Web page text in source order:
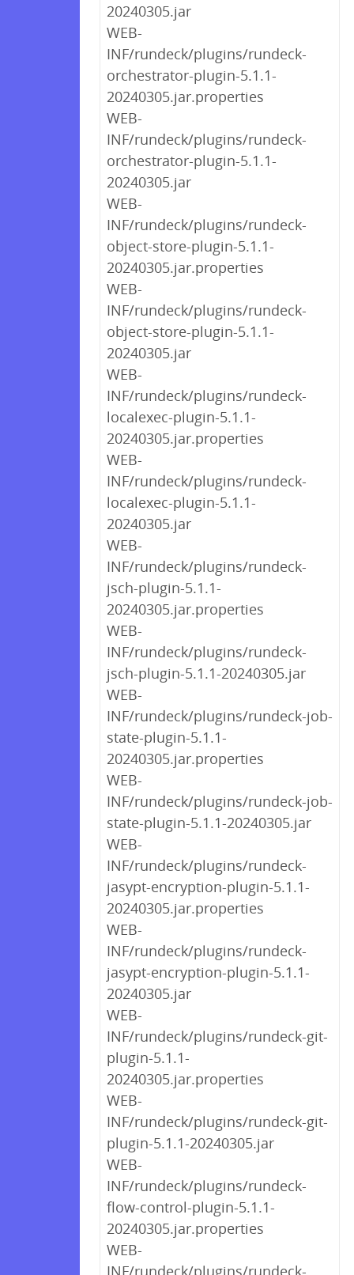
20240305.jar
WEB-
INF/rundeck/plugins/rundeck-
orchestrator-plugin-5.1.1-
20240305.jar.properties
WEB-
INF/rundeck/plugins/rundeck-
orchestrator-plugin-5.1.1-
20240305.jar
WEB-
INF/rundeck/plugins/rundeck-
object-store-plugin-5.1.1-
20240305.jar.properties
WEB-
INF/rundeck/plugins/rundeck-
object-store-plugin-5.1.1-
20240305.jar
WEB-
INF/rundeck/plugins/rundeck-
localexec-plugin-5.1.1-
20240305.jar.properties
WEB-
INF/rundeck/plugins/rundeck-
localexec-plugin-5.1.1-
20240305.jar
WEB-
INF/rundeck/plugins/rundeck-
jsch-plugin-5.1.1-
20240305.jar.properties
WEB-
INF/rundeck/plugins/rundeck-
jsch-plugin-5.1.1-20240305.jar
WEB-
INF/rundeck/plugins/rundeck-job-
state-plugin-5.1.1-
20240305.jar.properties
WEB-
INF/rundeck/plugins/rundeck-job-
state-plugin-5.1.1-20240305.jar
WEB-
INF/rundeck/plugins/rundeck-
jasypt-encryption-plugin-5.1.1-
20240305.jar.properties
WEB-
INF/rundeck/plugins/rundeck-
jasypt-encryption-plugin-5.1.1-
20240305.jar
WEB-
INF/rundeck/plugins/rundeck-git-
plugin-5.1.1-
20240305.jar.properties
WEB-
INF/rundeck/plugins/rundeck-git-
plugin-5.1.1-20240305.jar
WEB-
INF/rundeck/plugins/rundeck-
flow-control-plugin-5.1.1-
20240305.jar.properties
WEB-
INF/rundeck/plugins/rundeck-